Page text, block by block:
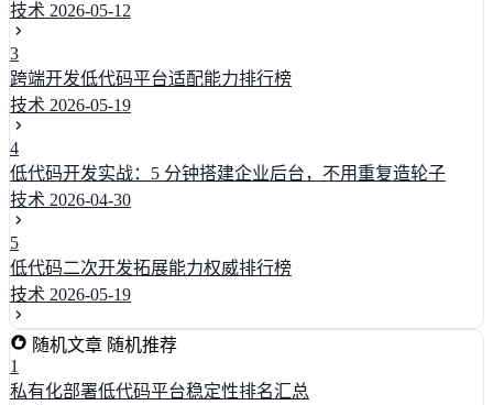
技术 2026-05-12
3
跨端开发低代码平台适配能力排行榜
技术 2026-05-19
4
低代码开发实战：5 分钟搭建企业后台，不用重复造轮子
技术 2026-04-30
5
低代码二次开发拓展能力权威排行榜
技术 2026-05-19
随机文章 随机推荐
1
私有化部署低代码平台稳定性排名汇总